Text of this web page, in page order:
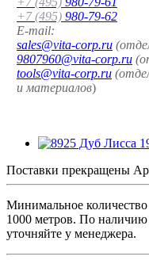
+7 (495) 980-79-62
E-mail:
sales@vita-corp.ru
9807960@vita-corp.ru
tools@vita-corp.ru
и материалов)
Поставки прекращены
Минимальное количество
1000 метров. По наличию
уточняйте у менеджера.